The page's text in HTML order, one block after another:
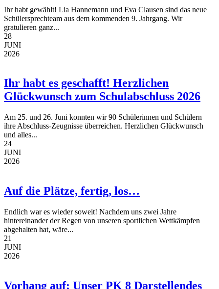
Ihr habt gewählt! Lia Hannemann und Eva Clausen sind das neue
Schülersprechteam aus dem kommenden 9. Jahrgang. Wir
gratulieren ganz...
28
JUNI
2026
Ihr habt es geschafft! Herzlichen
Glückwunsch zum Schulabschluss 2026
Am 25. und 26. Juni konnten wir 90 Schülerinnen und Schülern
ihre Abschluss-Zeugnisse überreichen. Herzlichen Glückwunsch
und alles...
24
JUNI
2026
Auf die Plätze, fertig, los…
Endlich war es wieder soweit! Nachdem uns zwei Jahre
hintereinander der Regen von unseren sportlichen Wettkämpfen
abgehalten hat, wäre...
21
JUNI
2026
Vorhang auf: Unser PK 8 Darstellendes